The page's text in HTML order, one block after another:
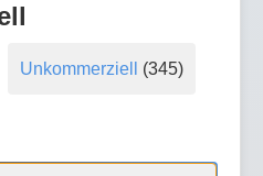
Unkommerziell (345)